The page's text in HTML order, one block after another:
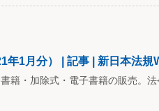
1月分） | 記事 | 新日本法規
籍・加除式・電子書籍の販売。